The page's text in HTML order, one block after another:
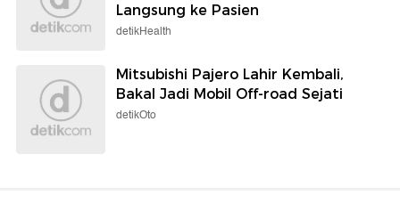
Langsung ke Pasien
detikHealth
Mitsubishi Pajero Lahir Kembali,
Bakal Jadi Mobil Off-road Sejati
detikOto